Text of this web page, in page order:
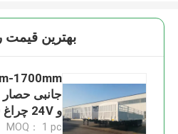
بهترين قيمت
و 24V چراغ LED
MOQ： 1 pc